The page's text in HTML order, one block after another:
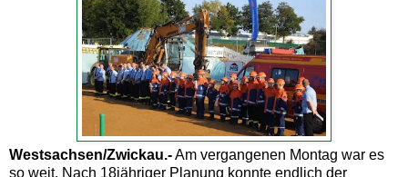
Westsachsen/Zwickau.-Am vergangenen Montag war es
so weit. Nach 18jähriger Planung konnte endlich der